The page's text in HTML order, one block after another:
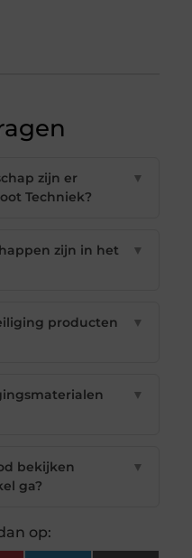
zijn er
Techniek?
▼
zijn in het
▼
producten
▼
▼
bekijken
ga?
▼
op: